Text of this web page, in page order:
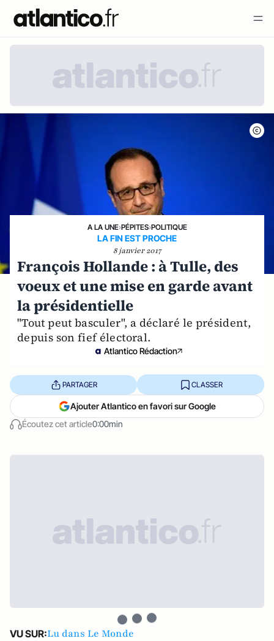
A LA UNE›PÉPITES›POLITIQUE
LA FIN EST PROCHE
8 janvier 2017
François Hollande : à Tulle, des
voeux et une mise en garde avant
la présidentielle
"Tout peut basculer", a déclaré le président,
depuis son fief électoral.
Atlantico Rédaction
Écoutez cet article0:00min
PARTAGER CLASSER
Ajouter Atlantico en favori sur Google
VU SUR:Lu dans Le Monde